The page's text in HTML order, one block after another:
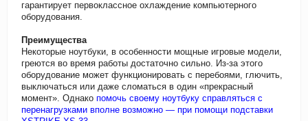
гарантирует первоклассное охлаждение компьютерного
оборудования.
Преимущества
Некоторые ноутбуки, в особенности мощные игровые модели,
греются во время работы достаточно сильно. Из-за этого
оборудование может функционировать с перебоями, глючить,
выключаться или даже сломаться в один «прекрасный
момент». Однако помочь своему ноутбуку справляться с
перенагрузками вполне возможно — при помощи подставки